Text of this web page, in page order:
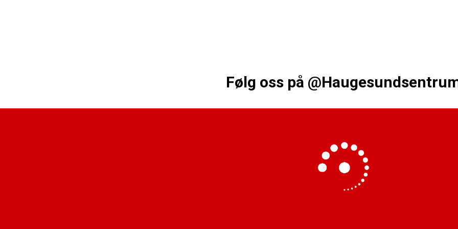
Følg oss på